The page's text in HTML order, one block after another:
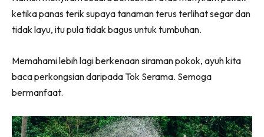
ketika panas terik supaya tanaman terus terlihat segar dan
tidak layu, itu pula tidak bagus untuk tumbuhan.
Memahami lebih lagi berkenaan siraman pokok, ayuh kita
baca perkongsian daripada Tok Serama. Semoga
bermanfaat.